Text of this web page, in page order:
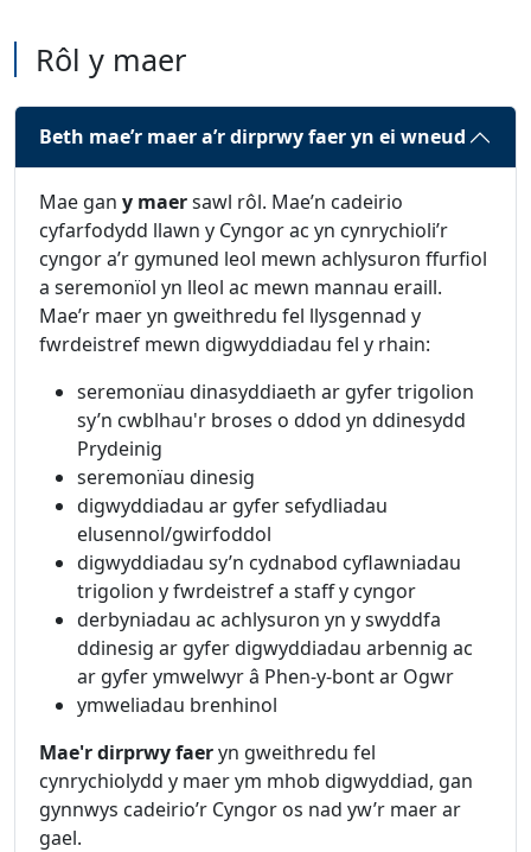
Rôl y maer
Beth mae’r maer a’r dirprwy faer yn ei wneud
Mae gan y maersawl rôl. Mae’n cadeirio
cyfarfodydd llawn y Cyngor ac yn cynrychioli’r
cyngor a’r gymuned leol mewn achlysuron ffurfiol
a seremonïol yn lleol ac mewn mannau eraill.
Mae’r maer yn gweithredu fel llysgennad y
fwrdeistref mewn digwyddiadau fel y rhain:
seremonïau dinasyddiaeth ar gyfer trigolion
sy’n cwblhau'r broses o ddod yn ddinesydd
Prydeinig
seremonïau dinesig
digwyddiadau ar gyfer sefydliadau
elusennol/gwirfoddol
digwyddiadau sy’n cydnabod cyflawniadau
trigolion y fwrdeistref a staff y cyngor
derbyniadau ac achlysuron yn y swyddfa
ddinesig ar gyfer digwyddiadau arbennig ac
ar gyfer ymwelwyr â Phen-y-bont ar Ogwr
ymweliadau brenhinol
Mae'r dirprwy faeryn gweithredu fel
cynrychiolydd y maer ym mhob digwyddiad, gan
gynnwys cadeirio’r Cyngor os nad yw’r maer ar
gael.